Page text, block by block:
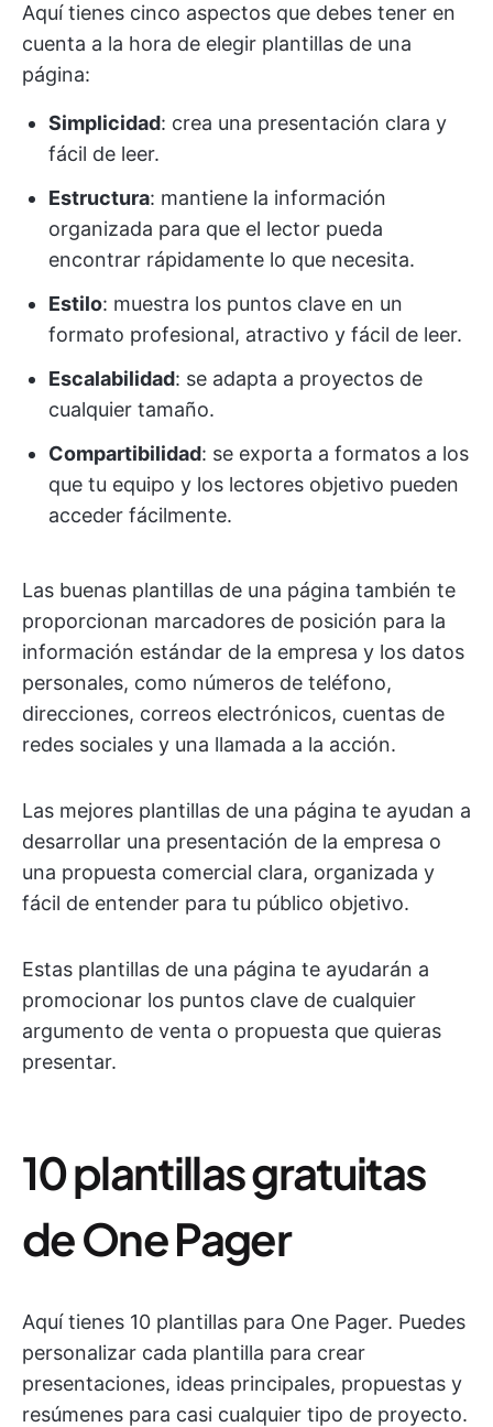
Aquí tienes cinco aspectos que debes tener en
cuenta a la hora de elegir plantillas de una
página:
Simplicidad: crea una presentación clara y
fácil de leer.
Estructura: mantiene la información
organizada para que el lector pueda
encontrar rápidamente lo que necesita.
Estilo: muestra los puntos clave en un
formato profesional, atractivo y fácil de leer.
Escalabilidad: se adapta a proyectos de
cualquier tamaño.
Compartibilidad: se exporta a formatos a los
que tu equipo y los lectores objetivo pueden
acceder fácilmente.
Las buenas plantillas de una página también te
proporcionan marcadores de posición para la
información estándar de la empresa y los datos
personales, como números de teléfono,
direcciones, correos electrónicos, cuentas de
redes sociales y una llamada a la acción.
Las mejores plantillas de una página te ayudan a
desarrollar una presentación de la empresa o
una propuesta comercial clara, organizada y
fácil de entender para tu público objetivo.
Estas plantillas de una página te ayudarán a
promocionar los puntos clave de cualquier
argumento de venta o propuesta que quieras
presentar.
10 plantillas gratuitas
de One Pager
Aquí tienes 10 plantillas para One Pager. Puedes
personalizar cada plantilla para crear
presentaciones, ideas principales, propuestas y
resúmenes para casi cualquier tipo de proyecto.